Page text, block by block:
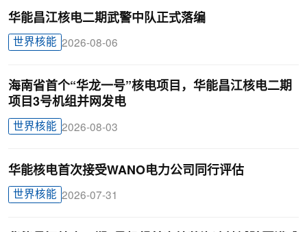
华能昌江核电二期武警中队正式落编
世界核能 2026-08-06
海南省首个“华龙一号”核电项目，华能昌江核电二期
项目3号机组并网发电
世界核能 2026-08-03
华能核电首次接受WANO电力公司同行评估
世界核能 2026-07-31